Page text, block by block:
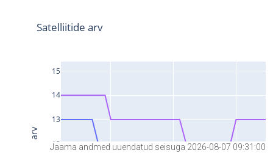
Jaama andmed uuendatud seisuga 2026-08-07 09:31:00